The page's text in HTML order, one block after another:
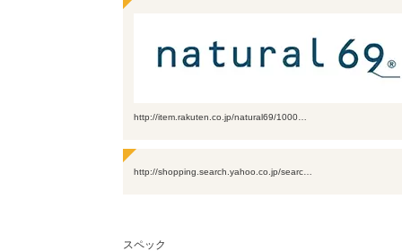
http://item.rakuten.co.jp/natural69/1000…
http://shopping.search.yahoo.co.jp/searc…
スペック